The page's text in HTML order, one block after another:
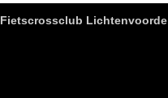
Fietscrossclub Lichtenvoorde